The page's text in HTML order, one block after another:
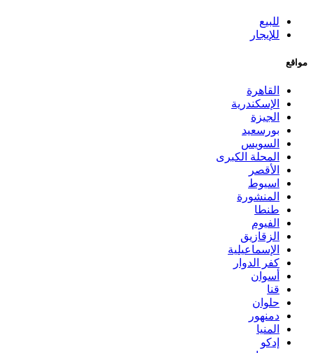
للبيع
للإيجار
مواقع
القاهرة
الإسكندرية
الجيزة
بورسعيد
السويس
المحلة الكبرى
الأقصر
اسيوط
المنشورة
طنطا
الفيوم
الزقازيق
الإسماعيلية
كفر الدوار
أسوان
قنا
حلوان
دمنهور
المنيا
إدكو